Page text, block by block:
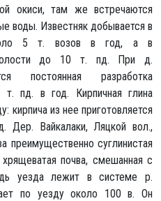
окиси, там же встречаются
воды. Известняк добывается в
5 т. возов в год, а в
волости до 10 т. пд. При д.
постоянная разработка
пд. в год. Кирпичная глина
кирпича из нее приготовляется
Дер. Вайкалаки, Ляцкой вол.,
преимущественно суглинистая
почва, смешанная с
уезда лежит в системе р.
по уезду около 100 в. Он